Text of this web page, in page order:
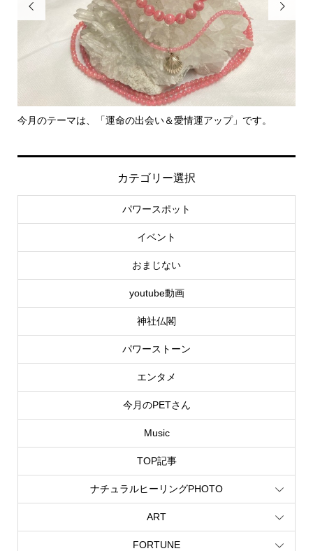

今月のテーマは、「運命の出会い＆愛情運アップ」です。

カテゴリー選択
パワースポット
イベント
おまじない
youtube動画
神社仏閣
パワーストーン
エンタメ
今月のPETさん
Music
TOP記事
ナチュラルヒーリングPHOTO
ART
FORTUNE